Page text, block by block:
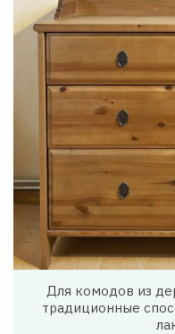
Для комодов из
традиционные